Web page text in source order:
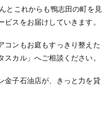
とこれからも鴨志田の町を見
スをお届けしていきます。
コンもお庭もすっきり整えた
カル」へご相談ください。
金子石油店が、きっと力を貸